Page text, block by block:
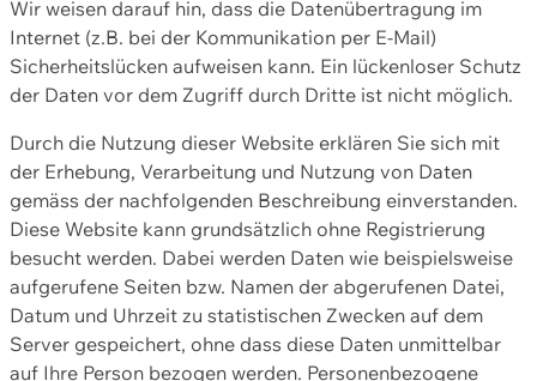
Wir weisen darauf hin, dass die Datenübertragung im
Internet (z.B. bei der Kommunikation per E-Mail)
Sicherheitslücken aufweisen kann. Ein lückenloser Schutz
der Daten vor dem Zugriff durch Dritte ist nicht möglich.
Durch die Nutzung dieser Website erklären Sie sich mit
der Erhebung, Verarbeitung und Nutzung von Daten
gemäss der nachfolgenden Beschreibung einverstanden.
Diese Website kann grundsätzlich ohne Registrierung
besucht werden. Dabei werden Daten wie beispielsweise
aufgerufene Seiten bzw. Namen der abgerufenen Datei,
Datum und Uhrzeit zu statistischen Zwecken auf dem
Server gespeichert, ohne dass diese Daten unmittelbar
auf Ihre Person bezogen werden. Personenbezogene